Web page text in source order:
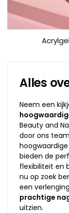
Alles
Neem een
Beauty and
door ons
bieden de
flexibiliteit en
nu op zoek
een
prachtige
uitzien.